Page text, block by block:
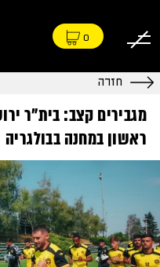
0
חזרה
מגבירים קצב: בית״ר
ראשון במחנה בבולגריה